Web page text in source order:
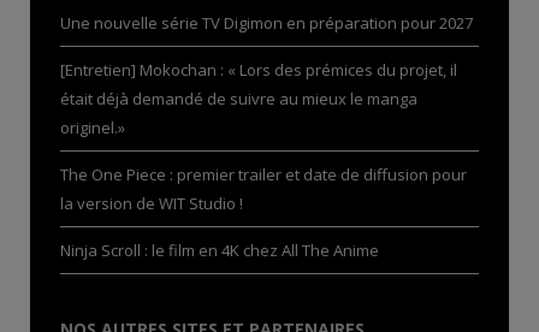
Une nouvelle série TV Digimon en préparation pour 2027
[Entretien] Mokochan : « Lors des prémices du projet, il
était déjà demandé de suivre au mieux le manga
originel.»
The One Piece : premier trailer et date de diffusion pour
la version de WIT Studio !
Ninja Scroll : le film en 4K chez All The Anime